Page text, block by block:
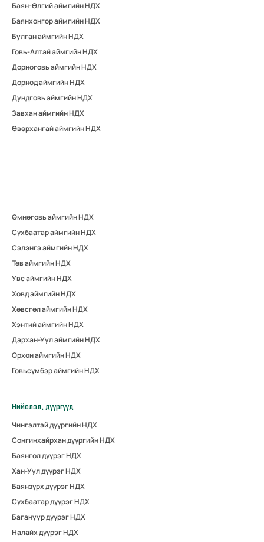
Баян-Өлгий аймгийн НДХ
Баянхонгор аймгийн НДХ
Булган аймгийн НДХ
Говь-Алтай аймгийн НДХ
Дорноговь аймгийн НДХ
Дорнод аймгийн НДХ
Дундговь аймгийн НДХ
Завхан аймгийн НДХ
Өвөрхангай аймгийн НДХ
Өмнөговь аймгийн НДХ
Сүхбаатар аймгийн НДХ
Сэлэнгэ аймгийн НДХ
Төв аймгийн НДХ
Увс аймгийн НДХ
Ховд аймгийн НДХ
Хөвсгөл аймгийн НДХ
Хэнтий аймгийн НДХ
Дархан-Уул аймгийн НДХ
Орхон аймгийн НДХ
Говьсүмбэр аймгийн НДХ
Нийслэл, дүүргүүд
Чингэлтэй дүүргийн НДХ
Сонгинхайрхан дүүргийн НДХ
Баянгол дүүрэг НДХ
Хан-Уул дүүрэг НДХ
Баянзүрх дүүрэг НДХ
Сүхбаатар дүүрэг НДХ
Багануур дүүрэг НДХ
Налайх дүүрэг НДХ